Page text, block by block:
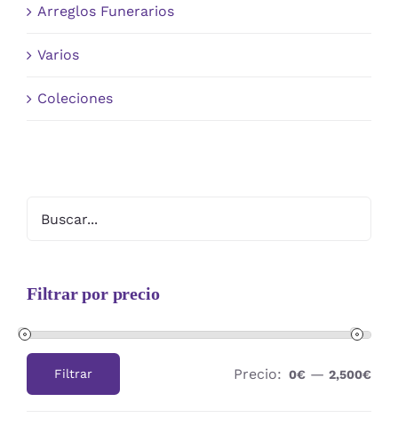
Arreglos Funerarios
Varios
Coleciones
Filtrar por precio
Filtrar Precio: 0€ —2,500€